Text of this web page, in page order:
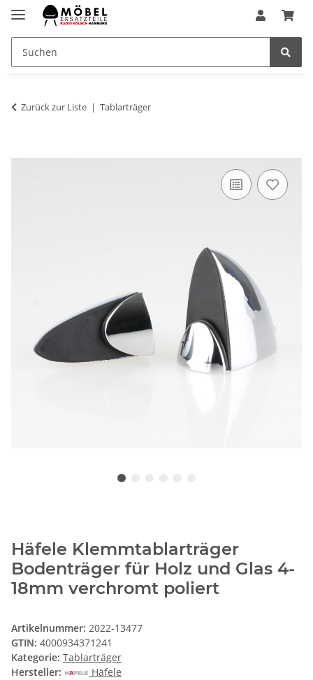
Zurück zur Liste Tablarträger
Häfele Klemmtablarträger
Bodenträger für Holz und Glas 4-
18mm verchromt poliert
Artikelnummer: 2022-13477
GTIN: 4000934371241
Kategorie: Tablarträger
Hersteller:
Häfele